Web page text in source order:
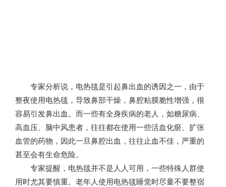
专家分析说，电热毯是引起鼻出血的诱因之一，由于
整夜使用电热毯，导致鼻部干燥，鼻腔粘膜脆性增强，很
容易引发鼻出血。而一些有全身疾病的老人，如糖尿病、
高血压、脑中风患者，往往都在使用一些活血化瘀、扩张
血管的药物，因此一旦鼻腔出血，往往止血不佳，严重的
甚至会有生命危险。
专家提醒，电热毯并不是人人可用，一些特殊人群使
用时尤其要慎重。老年人使用电热毯睡觉时尽量不要整宿